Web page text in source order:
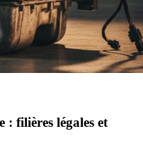
filières légales et